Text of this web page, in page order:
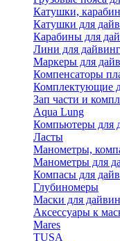
Катушки,
Катушки для
Карабины для
Лини для
Маркеры для
Компенсаторы
Комплектующие
Зап части и
Aqua Lung
Компьютеры для
Ласты
Манометры,
Манометры для
Компасы для
Глубиномеры
Маски для
Аксессуары к
Mares
TUSA